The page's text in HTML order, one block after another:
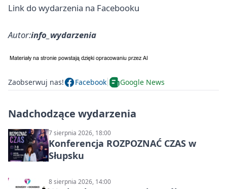
Link do wydarzenia na Facebooku
Autor:info_wydarzenia
Zaobserwuj nas! Facebook Google News
Nadchodzące wydarzenia
7 sierpnia 2026, 18:00
Konferencja ROZPOZNAĆ CZAS w
Słupsku
8 sierpnia 2026, 14:00